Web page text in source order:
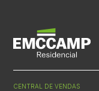
CENTRAL DE VENDAS